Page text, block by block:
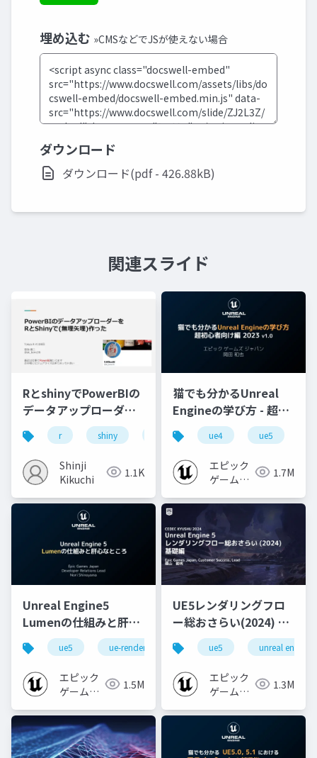
埋め込む »CMSなどでJSが使えない場合
ダウンロード
ダウンロード(pdf - 426.88kB)
関連スライド
RとshinyでPowerBIの
データアップローダー
を作った
r shiny power bi
Shinji
Kikuchi
1.1K
猫でも分かるUnreal
Engineの学び方 - 超初
心者向け編 - 2023 v1.0
ue4 ue5
エピック
ゲームズ
1.7M
Unreal Engine5
Lumenの仕組みと肝心
なところ
ue5 ue-rendering ue-lumen
エピック
ゲームズ
1.5M
UE5レンダリングフロ
ー総おさらい(2024) 基
礎編！
[CEDEC+KYUSHU
2024]
ue5 unreal engine
エピック
ゲームズ
1.3M